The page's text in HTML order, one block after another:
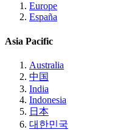
Europe
España
Asia Pacific
Australia
中国
India
Indonesia
日本
대한민국